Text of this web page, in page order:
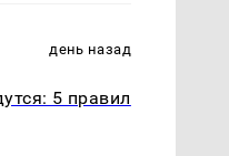
день назад
5 правил